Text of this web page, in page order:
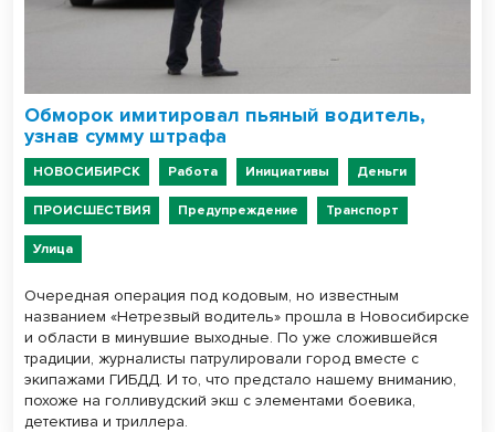
Обморок имитировал пьяный водитель,
узнав сумму штрафа
НОВОСИБИРСК Работа Инициативы Деньги
ПРОИСШЕСТВИЯ Предупреждение Транспорт
Улица
Очередная операция под кодовым, но известным
названием «Нетрезвый водитель» прошла в Новосибирске
и области в минувшие выходные. По уже сложившейся
традиции, журналисты патрулировали город вместе с
экипажами ГИБДД. И то, что предстало нашему вниманию,
похоже на голливудский экш с элементами боевика,
детектива и триллера.